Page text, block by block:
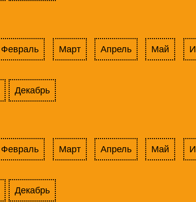
Февраль Март Апрель Май
Декабрь
Февраль Март Апрель Май
Декабрь